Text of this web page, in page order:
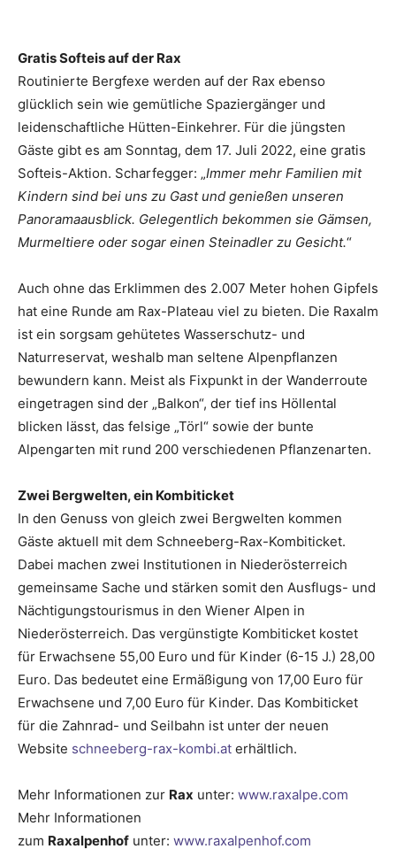
Gratis Softeis auf der Rax
Routinierte Bergfexe werden auf der Rax ebenso
glücklich sein wie gemütliche Spaziergänger und
leidenschaftliche Hütten-Einkehrer. Für die jüngsten
Gäste gibt es am Sonntag, dem 17. Juli 2022, eine gratis
Softeis-Aktion. Scharfegger: „Immer mehr Familien mit
Kindern sind bei uns zu Gast und genießen unseren
Panoramaausblick. Gelegentlich bekommen sie Gämsen,
Murmeltiere oder sogar einen Steinadler zu Gesicht.“
Auch ohne das Erklimmen des 2.007 Meter hohen Gipfels
hat eine Runde am Rax-Plateau viel zu bieten. Die Raxalm
ist ein sorgsam gehütetes Wasserschutz- und
Naturreservat, weshalb man seltene Alpenpflanzen
bewundern kann. Meist als Fixpunkt in der Wanderroute
eingetragen sind der „Balkon“, der tief ins Höllental
blicken lässt, das felsige „Törl“ sowie der bunte
Alpengarten mit rund 200 verschiedenen Pflanzenarten.
Zwei Bergwelten, ein Kombiticket
In den Genuss von gleich zwei Bergwelten kommen
Gäste aktuell mit dem Schneeberg-Rax-Kombiticket.
Dabei machen zwei Institutionen in Niederösterreich
gemeinsame Sache und stärken somit den Ausflugs- und
Nächtigungstourismus in den Wiener Alpen in
Niederösterreich. Das vergünstigte Kombiticket kostet
für Erwachsene 55,00 Euro und für Kinder (6-15 J.) 28,00
Euro. Das bedeutet eine Ermäßigung von 17,00 Euro für
Erwachsene und 7,00 Euro für Kinder. Das Kombiticket
für die Zahnrad- und Seilbahn ist unter der neuen
Website schneeberg-rax-kombi.at erhältlich.
Mehr Informationen zur Rax unter: www.raxalpe.com
Mehr Informationen
zum Raxalpenhof unter: www.raxalpenhof.com